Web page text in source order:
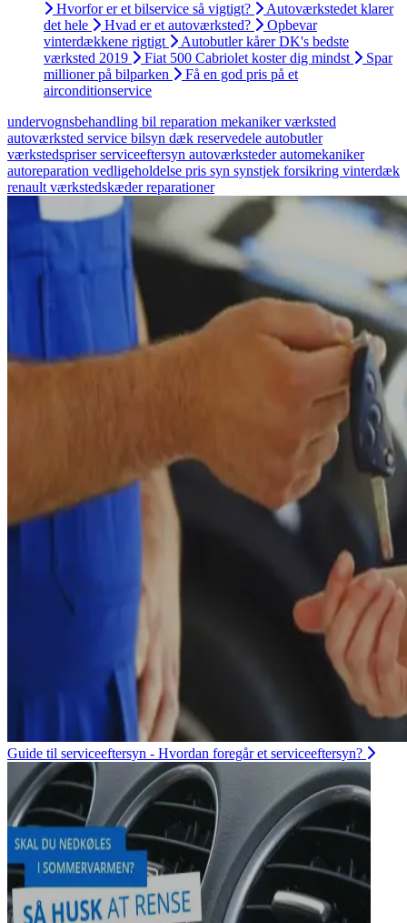
Hvorfor er et bilservice så vigtigt?
Autoværkstedet klarer
det hele
Hvad er et autoværksted?
Opbevar
vinterdækkene rigtigt
Autobutler kårer DK's bedste
værksted 2019
Fiat 500 Cabriolet koster dig mindst
Spar
millioner på bilparken
Få en god pris på et
airconditionservice
undervognsbehandling bil reparation mekanikerværksted
autoværksted service bilsyn dæk reservedele autobutler
værkstedspriserserviceeftersyn autoværkstederautomekaniker
autoreparation vedligeholdelse pris syn synstjek forsikring vinterdæk
renaultværkstedskæderreparationer
Guide til serviceeftersyn - Hvordan foregår et serviceeftersyn?